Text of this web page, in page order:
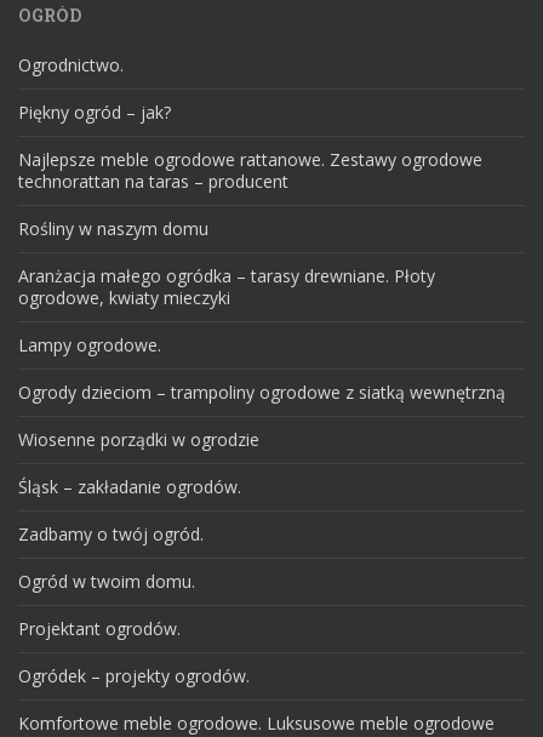
OGRÓD
Ogrodnictwo.
Piękny ogród – jak?
Najlepsze meble ogrodowe rattanowe. Zestawy ogrodowe
technorattan na taras – producent
Rośliny w naszym domu
Aranżacja małego ogródka – tarasy drewniane. Płoty
ogrodowe, kwiaty mieczyki
Lampy ogrodowe.
Ogrody dzieciom – trampoliny ogrodowe z siatką wewnętrzną
Wiosenne porządki w ogrodzie
Śląsk – zakładanie ogrodów.
Zadbamy o twój ogród.
Ogród w twoim domu.
Projektant ogrodów.
Ogródek – projekty ogrodów.
Komfortowe meble ogrodowe. Luksusowe meble ogrodowe